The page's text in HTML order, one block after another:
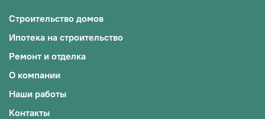
Строительство домов
Ипотека на строительство
Ремонт и отделка
О компании
Наши работы
Контакты